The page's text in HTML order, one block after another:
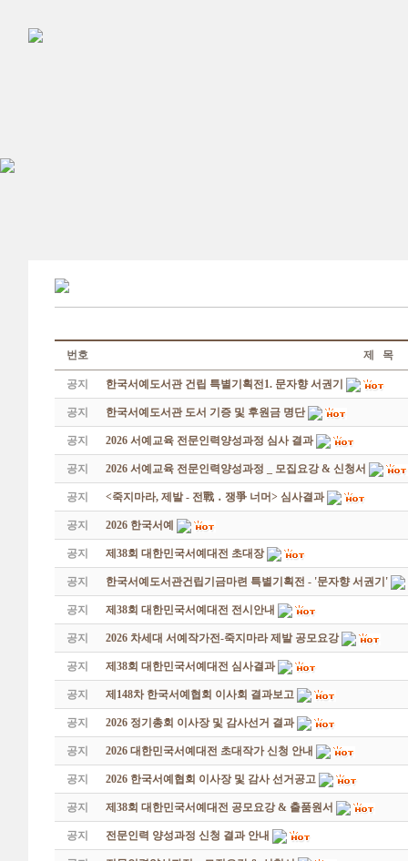
번호 제 목
공지 한국서예도서관 건립 특별기획전1. 문자향 서권기
공지 한국서예도서관 도서 기증 및 후원금 명단
공지 2026 서예교육 전문인력양성과정 심사 결과
공지 2026 서예교육 전문인력양성과정 _ 모집요강 & 신청서
공지 <죽지마라, 제발 - 전戰 ․ 쟁爭 너머> 심사결과
공지 2026 한국서예
공지 제38회 대한민국서예대전 초대장
공지 한국서예도서관건립기금마련 특별기획전 - '문자향 서권기'
공지 제38회 대한민국서예대전 전시안내
공지 2026 차세대 서예작가전-죽지마라 제발 공모요강
공지 제38회 대한민국서예대전 심사결과
공지 제148차 한국서예협회 이사회 결과보고
공지 2026 정기총회 이사장 및 감사선거 결과
공지 2026 대한민국서예대전 초대작가 신청 안내
공지 2026 한국서예협회 이사장 및 감사 선거공고
공지 제38회 대한민국서예대전 공모요강 & 출품원서
공지 전문인력 양성과정 신청 결과 안내